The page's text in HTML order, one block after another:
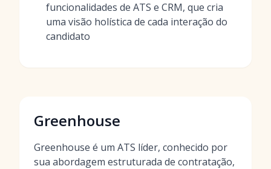
funcionalidades de ATS e CRM, que cria
uma visão holística de cada interação do
candidato
Greenhouse
Greenhouse é um ATS líder, conhecido por
sua abordagem estruturada de contratação,